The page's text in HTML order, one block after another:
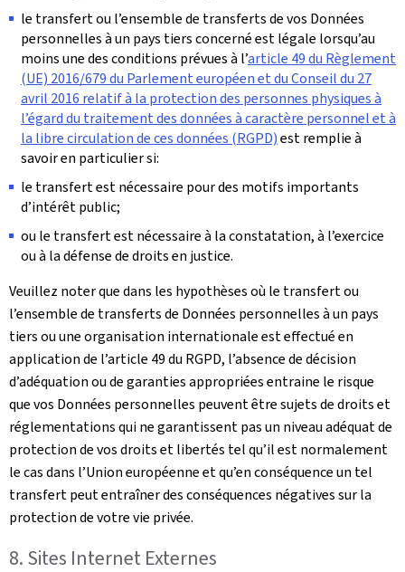
le transfert ou l’ensemble de transferts de vos Données
personnelles à un pays tiers concerné est légale lorsqu’au
moins une des conditions prévues à l’article 49 du Règlement
(UE) 2016/679 du Parlement européen et du Conseil du 27
avril 2016 relatif à la protection des personnes physiques à
l’égard du traitement des données à caractère personnel et à
la libre circulation de ces données (RGPD)est remplie à
savoir en particulier si:
le transfert est nécessaire pour des motifs importants
d’intérêt public;
ou le transfert est nécessaire à la constatation, à l’exercice
ou à la défense de droits en justice.
Veuillez noter que dans les hypothèses où le transfert ou
l’ensemble de transferts de Données personnelles à un pays
tiers ou une organisation internationale est effectué en
application de l’article 49 du RGPD, l’absence de décision
d’adéquation ou de garanties appropriées entraine le risque
que vos Données personnelles peuvent être sujets de droits et
réglementations qui ne garantissent pas un niveau adéquat de
protection de vos droits et libertés tel qu’il est normalement
le cas dans l’Union européenne et qu’en conséquence un tel
transfert peut entraîner des conséquences négatives sur la
protection de votre vie privée.
8. Sites Internet Externes